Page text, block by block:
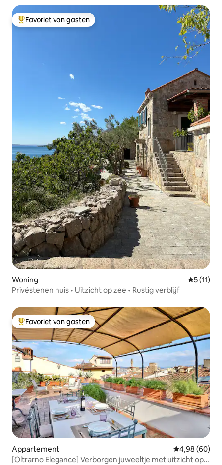
Topfavoriet van gasten
Favoriet van gasten
Woning
5 (11)
Privéstenen huis • Uitzicht op zee • Rustig verblijf
Topfavoriet van gasten
Favoriet van gasten
Appartement Gemiddelde
4,98 (60)
[Oltrarno Elegance] Verborgen juweeltje met uitzicht op